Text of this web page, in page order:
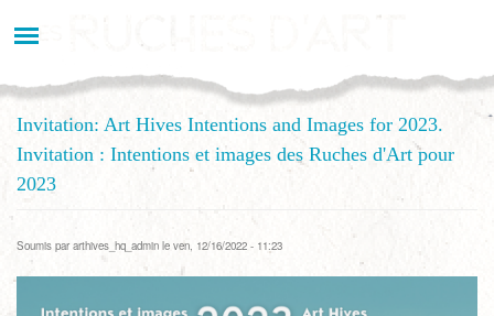
au
Invitation: Art Hives Intentions and Images for 2023.
Invitation : Intentions et images des Ruches d'Art pour
2023
Soumis par arthives_hq_admin le ven, 12/16/2022 - 11:23